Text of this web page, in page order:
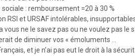
: remboursement =20 à 30 %
RSI et URSAF intolérables, insupportables
vous ne le savez pas ou ne voulez pas le
de diminuer vos « émoluments …
et je n’ai pas eut le droit à la